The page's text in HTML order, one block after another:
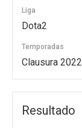
Liga
Dota2
Temporadas
Clausura 2022
Resultado